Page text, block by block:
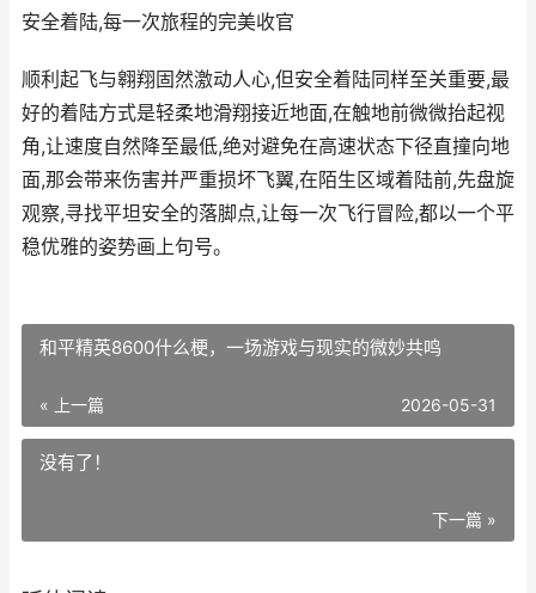
安全着陆,每一次旅程的完美收官
顺利起飞与翱翔固然激动人心,但安全着陆同样至关重要,最
好的着陆方式是轻柔地滑翔接近地面,在触地前微微抬起视
角,让速度自然降至最低,绝对避免在高速状态下径直撞向地
面,那会带来伤害并严重损坏飞翼,在陌生区域着陆前,先盘旋
观察,寻找平坦安全的落脚点,让每一次飞行冒险,都以一个平
稳优雅的姿势画上句号。
和平精英8600什么梗，一场游戏与现实的微妙共鸣
« 上一篇 2026-05-31
没有了！
下一篇 »